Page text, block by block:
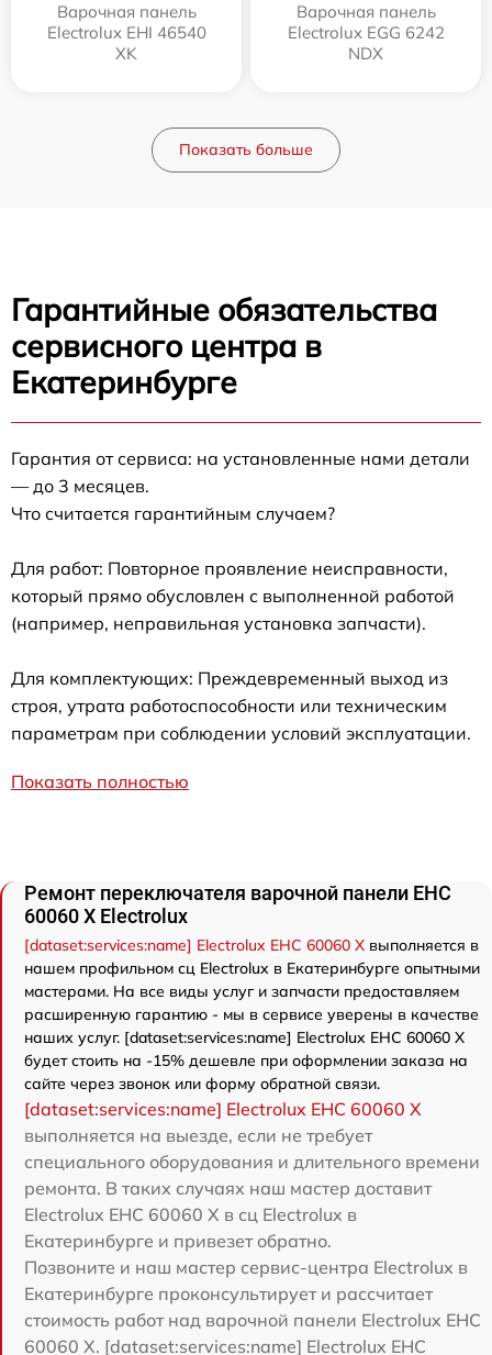
Варочная панель
Electrolux EHI 46540
XK
Варочная панель
Electrolux EGG 6242
NDX
Показать больше
Гарантийные обязательства
сервисного центра в
Екатеринбурге
Гарантия от сервиса: на установленные нами детали
— до 3 месяцев.
Что считается гарантийным случаем?
Для работ: Повторное проявление неисправности,
который прямо обусловлен с выполненной работой
(например, неправильная установка запчасти).
Для комплектующих: Преждевременный выход из
строя, утрата работоспособности или техническим
параметрам при соблюдении условий эксплуатации.
Показать полностью
Ремонт переключателя варочной панели EHC
60060 X Electrolux
[dataset:services:name] Electrolux EHC 60060 X выполняется в
нашем профильном сц Electrolux в Екатеринбурге опытными
мастерами. На все виды услуг и запчасти предоставляем
расширенную гарантию - мы в сервисе уверены в качестве
наших услуг. [dataset:services:name] Electrolux EHC 60060 X
будет стоить на -15% дешевле при оформлении заказа на
сайте через звонок или форму обратной связи.
[dataset:services:name] Electrolux EHC 60060 X
выполняется на выезде, если не требует
специального оборудования и длительного времени
ремонта. В таких случаях наш мастер доставит
Electrolux EHC 60060 X в сц Electrolux в
Екатеринбурге и привезет обратно.
Позвоните и наш мастер сервис-центра Electrolux в
Екатеринбурге проконсультирует и рассчитает
стоимость работ над варочной панели Electrolux EHC
60060 X. [dataset:services:name] Electrolux EHC